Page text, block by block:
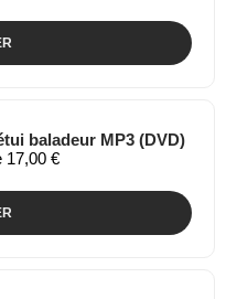
baladeur MP3 (DVD)
17,00 €